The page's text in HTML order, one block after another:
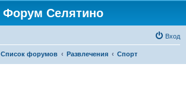
Форум Селятино
Вход
Список форумов Развлечения Спорт